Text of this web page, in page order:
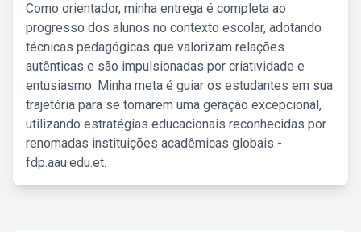
Como orientador, minha entrega é completa ao
progresso dos alunos no contexto escolar, adotando
técnicas pedagógicas que valorizam relações
autênticas e são impulsionadas por criatividade e
entusiasmo. Minha meta é guiar os estudantes em sua
trajetória para se tornarem uma geração excepcional,
utilizando estratégias educacionais reconhecidas por
renomadas instituições acadêmicas globais -
fdp.aau.edu.et.